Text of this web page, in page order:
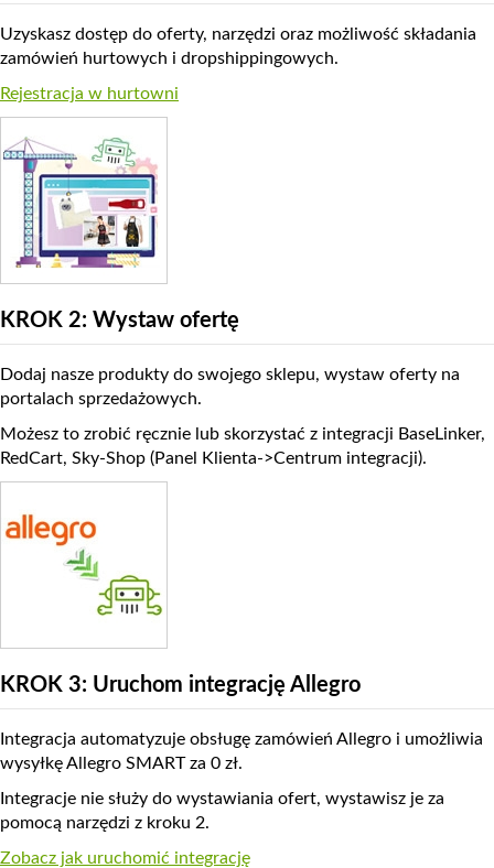
Uzyskasz dostęp do oferty, narzędzi oraz możliwość składania
zamówień hurtowych i dropshippingowych.
Rejestracja w hurtowni
KROK 2: Wystaw ofertę
Dodaj nasze produkty do swojego sklepu, wystaw oferty na
portalach sprzedażowych.
Możesz to zrobić ręcznie lub skorzystać z integracji BaseLinker,
RedCart, Sky-Shop (Panel Klienta->Centrum integracji).
KROK 3: Uruchom integrację Allegro
Integracja automatyzuje obsługę zamówień Allegro i umożliwia
wysyłkę Allegro SMART za 0 zł.
Integracje nie służy do wystawiania ofert, wystawisz je za
pomocą narzędzi z kroku 2.
Zobacz jak uruchomić integrację